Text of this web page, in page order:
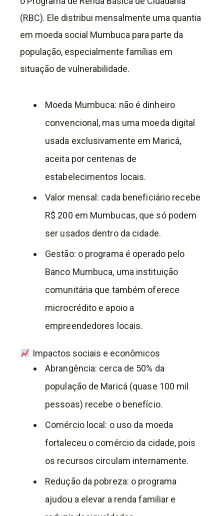
(RBC). Ele distribui mensalmente uma quantia
em moeda social Mumbuca para parte da
população, especialmente famílias em
situação de vulnerabilidade.
Moeda Mumbuca: não é dinheiro
convencional, mas uma moeda digital
usada exclusivamente em Maricá,
aceita por centenas de
estabelecimentos locais.
Valor mensal: cada beneficiário recebe
R$ 200 em Mumbucas, que só podem
ser usados dentro da cidade.
Gestão: o programa é operado pelo
Banco Mumbuca, uma instituição
comunitária que também oferece
microcrédito e apoio a
empreendedores locais.
Impactos sociais e econômicos
Abrangência: cerca de 50% da
população de Maricá (quase 100 mil
pessoas) recebe o benefício.
Comércio local: o uso da moeda
fortaleceu o comércio da cidade, pois
os recursos circulam internamente.
Redução da pobreza: o programa
ajudou a elevar a renda familiar e